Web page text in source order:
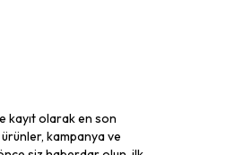
kayıt olarak en son
kampanya ve